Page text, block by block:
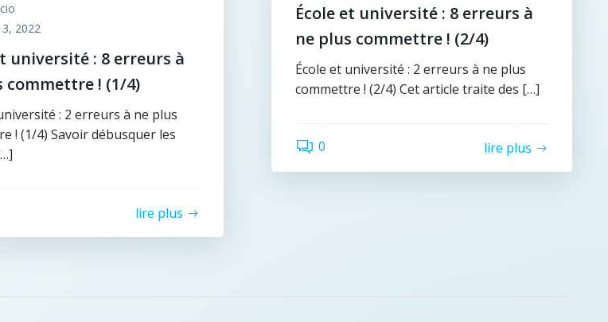
École et université : 8 erreurs à
ne plus commettre ! (2/4)
École et université : 2 erreurs à ne plus
commettre ! (2/4) Cet article traite des […]
0 lire plus
2022
université : 8 erreurs à
commettre ! (1/4)
: 2 erreurs à ne plus
! (1/4) Savoir débusquer les
lire plus